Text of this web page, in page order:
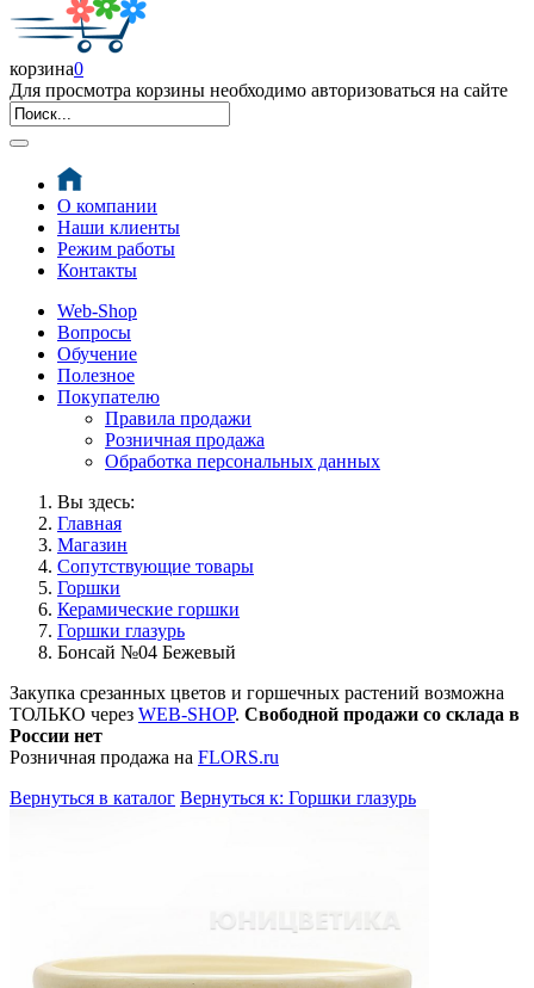
корзина0
Для просмотра корзины необходимо авторизоваться на сайте
О компании
Наши клиенты
Режим работы
Контакты
Web-Shop
Вопросы
Обучение
Полезное
Покупателю
Правила продажи
Розничная продажа
Обработка персональных данных
Вы здесь:
Главная
Магазин
Сопутствующие товары
Горшки
Керамические горшки
Горшки глазурь
Бонсай №04 Бежевый
Закупка срезанных цветов и горшечных растений возможна
ТОЛЬКО через WEB-SHOP. Свободной продажи со склада в
России нет
Розничная продажа на FLORS.ru
Вернуться в каталог Вернуться к: Горшки глазурь